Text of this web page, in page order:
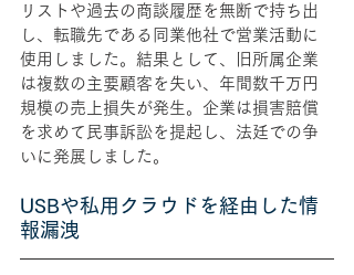
リストや過去の商談履歴を無断で持ち出
し、転職先である同業他社で営業活動に
使用しました。結果として、旧所属企業
は複数の主要顧客を失い、年間数千万円
規模の売上損失が発生。企業は損害賠償
を求めて民事訴訟を提起し、法廷での争
いに発展しました。
USBや私用クラウドを経由した情
報漏洩